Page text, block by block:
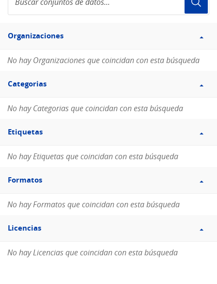
conjuntos
de
Filtro
Organizaciones
Organizaciones
No hay Organizaciones que coincidan con esta búsqueda
Filtro
Categorias
Categorias
No hay Categorias que coincidan con esta búsqueda
Filtro
Etiquetas
Etiquetas
No hay Etiquetas que coincidan con esta búsqueda
Filtro
Formatos
Formatos
No hay Formatos que coincidan con esta búsqueda
Filtro
Licencias
Licencias
No hay Licencias que coincidan con esta búsqueda